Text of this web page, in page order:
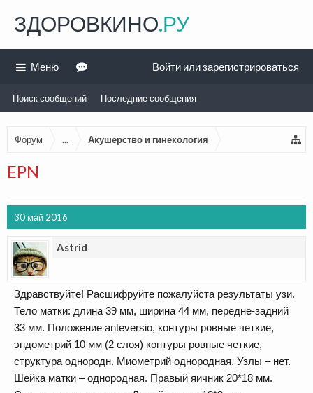
Форум ... Акушерство и гинекология
EPN
30 май 2016
Astrid
Здравствуйте! Расшифруйте пожалуйста результаты узи.
Тело матки: длина 39 мм, ширина 44 мм, передне-задний
33 мм. Положение anteversio, контуры ровные четкие,
эндометрий 10 мм (2 слоя) контуры ровные четкие,
структура однородн. Миометрий однородная. Узлы – нет.
Шейка матки – однородная. Правый яичник 20*18 мм.
ЗДОРОВКИНО.РУ
Меню
Поиск сообщений Последние сообщения
Войти или зарегистрироваться